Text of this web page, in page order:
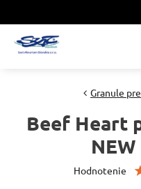
Granule
Beef Heart
Hodnotenie